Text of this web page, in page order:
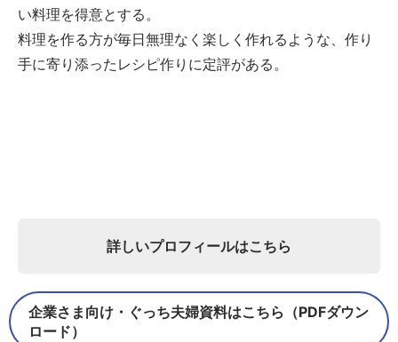
い料理を得意とする。
料理を作る方が毎日無理なく楽しく作れるような、作り
手に寄り添ったレシピ作りに定評がある。
詳しいプロフィールはこちら
企業さま向け・ぐっち夫婦資料はこちら（PDFダウン
ロード）